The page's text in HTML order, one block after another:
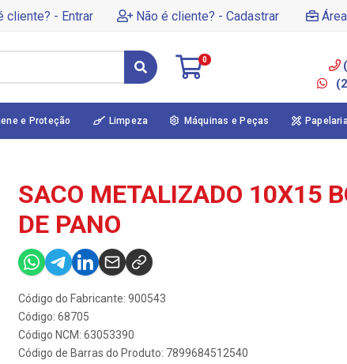
cliente? - Entrar Não é cliente? - Cadastrar
0
e Proteção Limpeza Máquinas e Peças Papelaria
SACO METALIZADO 10X15
DE PANO
Código do Fabricante: 900543
Código: 68705
Código NCM: 63053390
Código de Barras do Produto: 7899684512540